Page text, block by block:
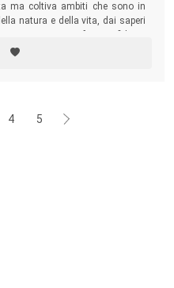
ma coltiva ambiti che sono in
natura e della vita, dai saperi
aspira a regolare ha un ruolo
fisionomia e la funzione.
4 5